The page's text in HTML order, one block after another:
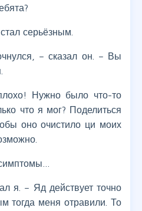
серьёзным.
– сказал он. – Вы
Нужно было что-то
что я мог? Поделиться
оно очистило ци моих
я. – Яд действует точно
тогда меня отравили. То